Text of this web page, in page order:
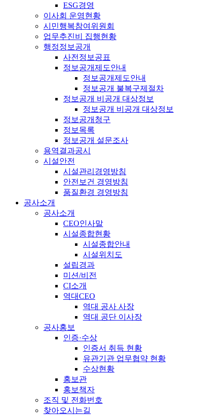
ESG경영
이사회 운영현황
시민행복참여위원회
업무추진비 집행현황
행정정보공개
사전정보공표
정보공개제도안내
정보공개제도안내
정보공개 불복구제절차
정보공개 비공개 대상정보
정보공개 비공개 대상정보
정보공개청구
정보목록
정보공개 설문조사
용역결과공시
시설안전
시설관리경영방침
안전보건 경영방침
품질환경 경영방침
공사소개
공사소개
CEO인사말
시설종합현황
시설종합안내
시설위치도
설립경과
미션/비전
CI소개
역대CEO
역대 공사 사장
역대 공단 이사장
공사홍보
인증·수상
인증서 취득 현황
유관기관 업무협약 현황
수상현황
홍보관
홍보책자
조직 및 전화번호
찾아오시는길